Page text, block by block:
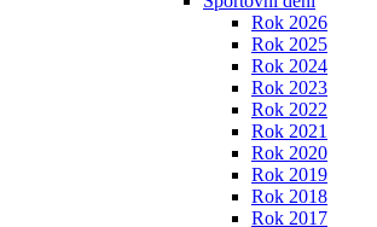
Rok 2026
Rok 2025
Rok 2024
Rok 2023
Rok 2022
Rok 2021
Rok 2020
Rok 2019
Rok 2018
Rok 2017